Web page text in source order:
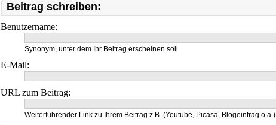
Beitrag schreiben:
Benutzername:
Synonym, unter dem Ihr Beitrag erscheinen soll
E-Mail:
URL zum Beitrag:
Weiterführender Link zu Ihrem Beitrag z.B. (Youtube, Picasa, Blogeintrag o.a.)